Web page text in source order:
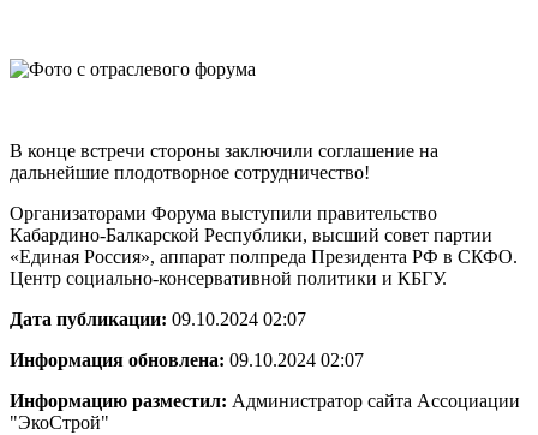
В конце встречи стороны заключили соглашение на
дальнейшие плодотворное сотрудничество!
Организаторами Форума выступили правительство
Кабардино-Балкарской Республики, высший совет партии
«Единая Россия», аппарат полпреда Президента РФ в СКФО.
Центр социально-консервативной политики и КБГУ.
Дата публикации: 09.10.2024 02:07
Информация обновлена: 09.10.2024 02:07
Информацию разместил: Администратор сайта Ассоциации
"ЭкоСтрой"